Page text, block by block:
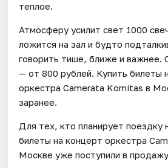
теплое.
Атмосферу усилит свет 1000
ложится на зал и будто
говорить тише, ближе и важнее.
— от 800 рублей. Купить билеты
оркестра Camerata Komitas в
заранее.
Для тех, кто планирует поездку
билеты на концерт оркестра
Москве уже поступили в